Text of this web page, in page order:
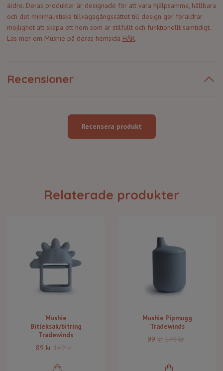
äldre. Deras produkter är designade för att vara hjälpsamma, hållbara
och det minimalistiska tillvägagångssättet till design ger föräldrar
möjlighet att skapa ett hem som är stilfullt och funktionellt samtidigt.
Läs mer om Mushie på deras hemsida HÄR.
Recensioner
Recensera produkt
Relaterade produkter
Mushie
Bitleksak/bitring
Tradewinds
89 kr 149 kr
Mushie Pipmugg
Tradewinds
99 kr 179 kr